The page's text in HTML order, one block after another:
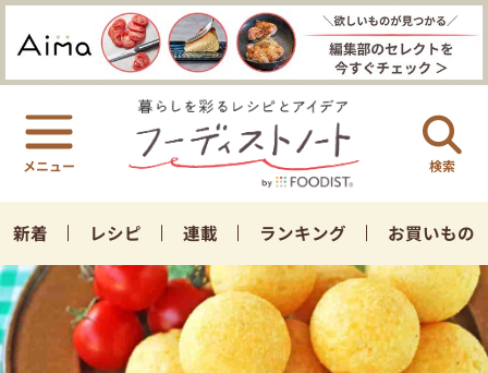
検索
新着 レシピ 連載 ランキング お買いもの